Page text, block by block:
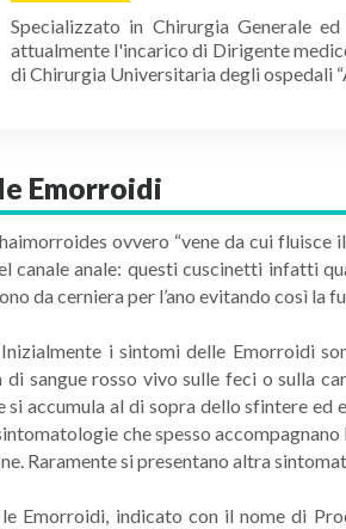
Specializzato in Chirurgia Generale
attualmente l'incarico di Dirigente
di Chirurgia Universitaria degli ospedali
Emorroidi
ovvero “vene da cui fluisce
canale anale: questi cuscinetti infatti
da cerniera per l’ano evitando così la
i sintomi delle Emorroidi
di sangue rosso vivo sulle feci o sulla
si accumula al di sopra dello sfintere
che spesso
Raramente si presentano altra
Emorroidi, indicato con il nome di